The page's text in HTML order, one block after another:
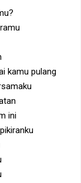
kamu pulang
ini